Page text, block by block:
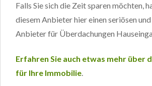
Falls Sie sich die Zeit sparen möchten,
diesem Anbieter hier einen seriösen
Anbieter für Überdachungen
Erfahren Sie auch etwas mehr über
für Ihre Immobilie.